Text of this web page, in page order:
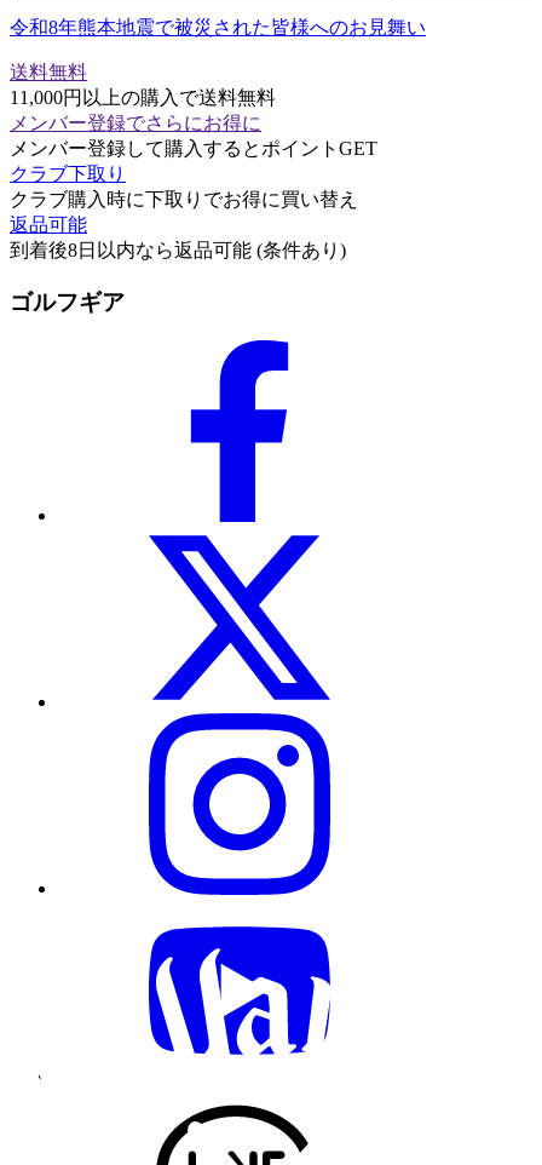
令和8年熊本地震で被災された皆様へのお見舞い
送料無料
11,000円以上の購入で送料無料
メンバー登録でさらにお得に
メンバー登録して購入するとポイントGET
クラブ下取り
クラブ購入時に下取りでお得に買い替え
返品可能
到着後8日以内なら返品可能 (条件あり)
ゴルフギア